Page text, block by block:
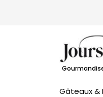
Gâteaux &